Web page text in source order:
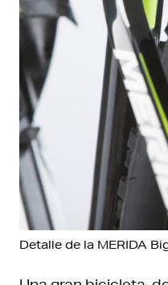
Detalle de la MERIDA